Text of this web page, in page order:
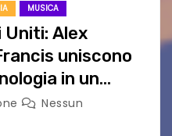
MUSICA
Uniti: Alex
uniscono
in un
Nessun